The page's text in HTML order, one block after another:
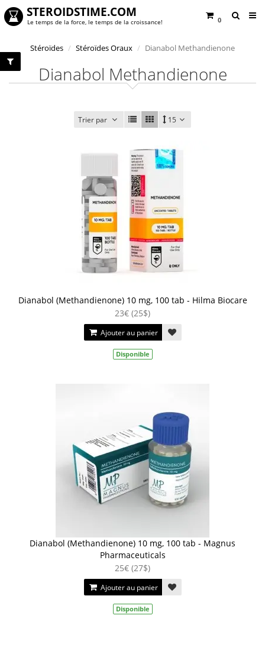
0
STEROIDSTIME.COM
Le temps de la force, le temps de la croissance!
Stéroïdes Stéroïdes Oraux Dianabol Methandienone
Dianabol Methandienone
Trier par 15
Dianabol (Methandienone) 10 mg, 100 tab - Hilma Biocare
23€ (25$)
Ajouter au panier
Disponible
Dianabol (Methandienone) 10 mg, 100 tab - Magnus
Pharmaceuticals
25€ (27$)
Ajouter au panier
Disponible